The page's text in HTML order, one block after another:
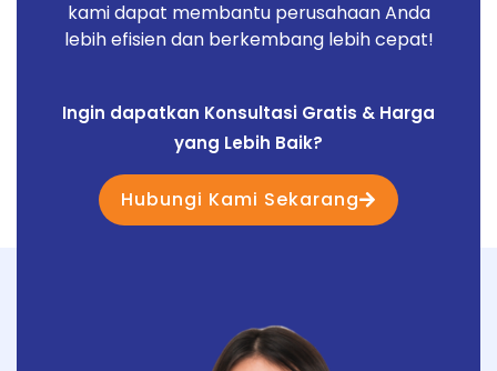
kami dapat membantu perusahaan Anda
lebih efisien dan berkembang lebih cepat!
Ingin dapatkan Konsultasi Gratis & Harga
yang Lebih Baik?
Hubungi Kami Sekarang